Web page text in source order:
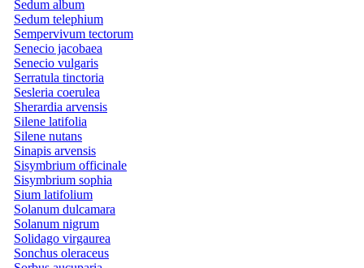
Sedum album
Sedum telephium
Sempervivum tectorum
Senecio jacobaea
Senecio vulgaris
Serratula tinctoria
Sesleria coerulea
Sherardia arvensis
Silene latifolia
Silene nutans
Sinapis arvensis
Sisymbrium officinale
Sisymbrium sophia
Sium latifolium
Solanum dulcamara
Solanum nigrum
Solidago virgaurea
Sonchus oleraceus